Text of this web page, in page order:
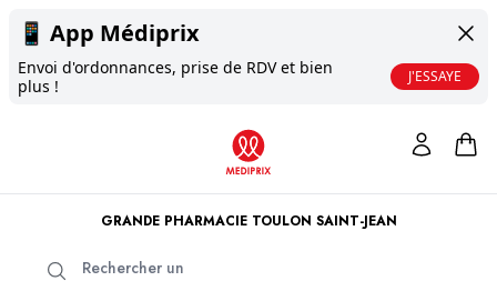
📱 App Médiprix
Envoi d'ordonnances, prise de RDV et bien
plus !
J'ESSAYE
GRANDE PHARMACIE TOULON SAINT-JEAN